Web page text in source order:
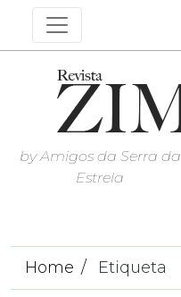
by Amigos da Serra da
Estrela
Home Etiqueta